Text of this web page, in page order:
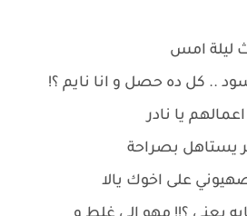
ليلة امس
.. كل ده حصل و انا نايم ؟!
يا نادر
يستاهل بصراحة
على اخوك يالا